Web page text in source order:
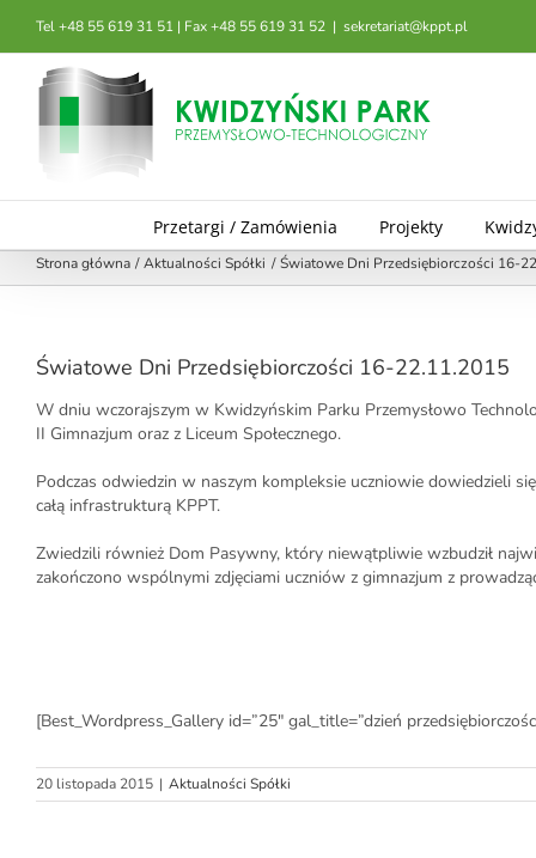
zawartości
Tel +48 55 619 31 51 | Fax +48 55 619 31 52 | sekretariat@kppt.pl
Przetargi / Zamówienia Projekty
Strona główna Aktualności Spółki Światowe Dni Przedsiębiorczości 16-
Światowe Dni Przedsiębiorczości 16-22.11.2015
W dniu wczorajszym w Kwidzyńskim Parku Przemysłowo
II Gimnazjum oraz z Liceum Społecznego.
Podczas odwiedzin w naszym kompleksie uczniowie dowiedzieli
całą infrastrukturą KPPT.
Zwiedzili również Dom Pasywny, który niewątpliwie wzbudził
zakończono wspólnymi zdjęciami uczniów z gimnazjum z
[Best_Wordpress_Gallery id=”25″ gal_title=”dzień
20 listopada 2015 | Aktualności Spółki